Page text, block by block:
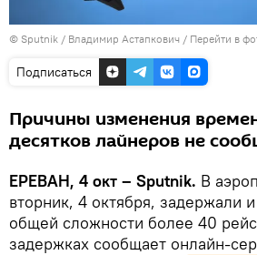
© Sputnik / Владимир Астапкович / Перейти в
Подписаться
Причины изменения
десятков лайнеров не
ЕРЕВАН, 4 окт – Sputnik. В
вторник, 4 октября, задержали
общей сложности более 40
задержках сообщает онлайн-